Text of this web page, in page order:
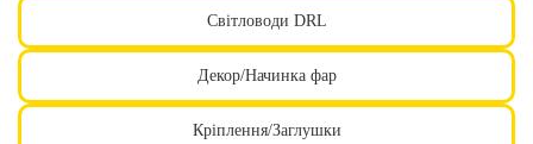
Світловоди DRL
Декор/Начинка фар
Кріплення/Заглушки